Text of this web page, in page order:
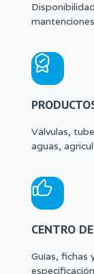
Válvulas,
aguas,
CENTRO
Guías, fichas